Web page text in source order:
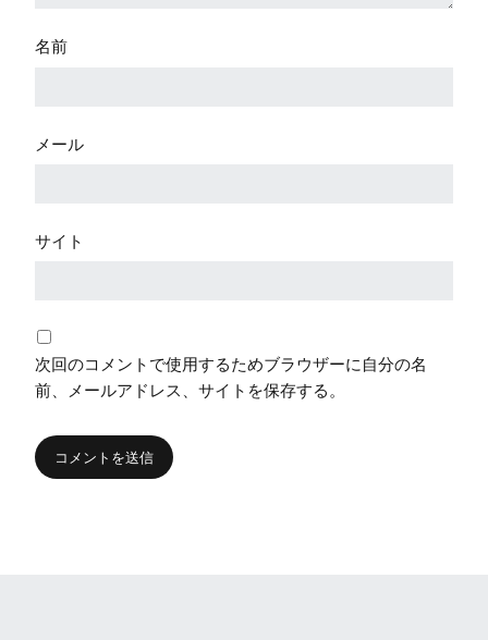
名前
メール
サイト
次回のコメントで使用するためブラウザーに自分の名
前、メールアドレス、サイトを保存する。